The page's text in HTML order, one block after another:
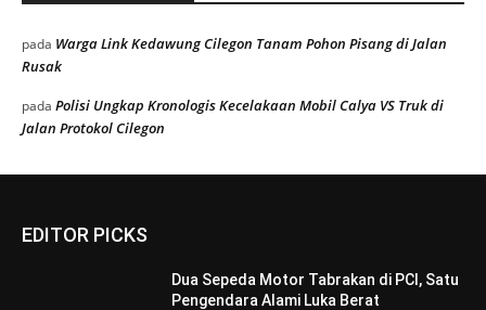
pada Warga Link Kedawung Cilegon Tanam Pohon Pisang di Jalan
Rusak
pada Polisi Ungkap Kronologis Kecelakaan Mobil Calya VS Truk di
Jalan Protokol Cilegon
EDITOR PICKS
Dua Sepeda Motor Tabrakan di PCI, Satu
Pengendara Alami Luka Berat